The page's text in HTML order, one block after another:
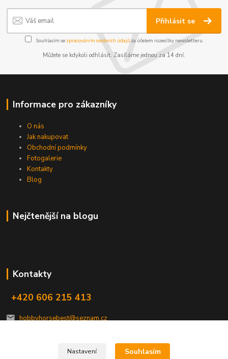
Přihlásit se
Souhlasím se zpracováním osobních údajůza účelem rozesílky newsletteru.
Můžete se kdykoli odhlásit. Zasíláme jednou za 14 dní.
Informace pro zákazníky
O nás
Jak nakupovat
Obchodní podmínky
Fotogalerie
Kontakty
Blog
Nejčtenější na blogu
Kontakty
+420 606 215 413
hobbyhorsebest@seznam.cz
Nastavení Souhlasím